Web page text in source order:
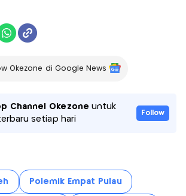
Okezone di Google News
Channel Okezone untuk
setiap hari
Follow
Polemik Empat Pulau